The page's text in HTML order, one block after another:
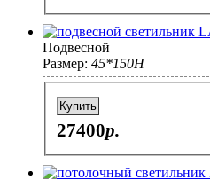
Подвесной
Размер: 45*150H
Купить
27400p.